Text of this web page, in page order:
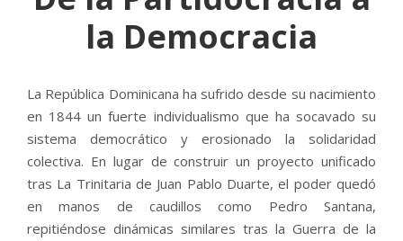
la Democracia
La República Dominicana ha sufrido desde su nacimiento
en 1844 un fuerte individualismo que ha socavado su
sistema democrático y erosionado la solidaridad
colectiva. En lugar de construir un proyecto unificado
tras La Trinitaria de Juan Pablo Duarte, el poder quedó
en manos de caudillos como Pedro Santana,
repitiéndose dinámicas similares tras la Guerra de la